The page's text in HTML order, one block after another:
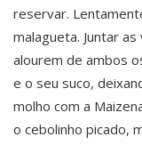
reservar.
malagueta. Juntar
alourem de ambos
e o seu suco,
molho com a
o cebolinho picado,